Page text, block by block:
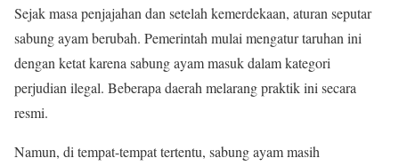
Sejak masa penjajahan dan setelah kemerdekaan, aturan seputar
sabung ayam berubah. Pemerintah mulai mengatur taruhan ini
dengan ketat karena sabung ayam masuk dalam kategori
perjudian ilegal. Beberapa daerah melarang praktik ini secara
resmi.
Namun, di tempat-tempat tertentu, sabung ayam masih